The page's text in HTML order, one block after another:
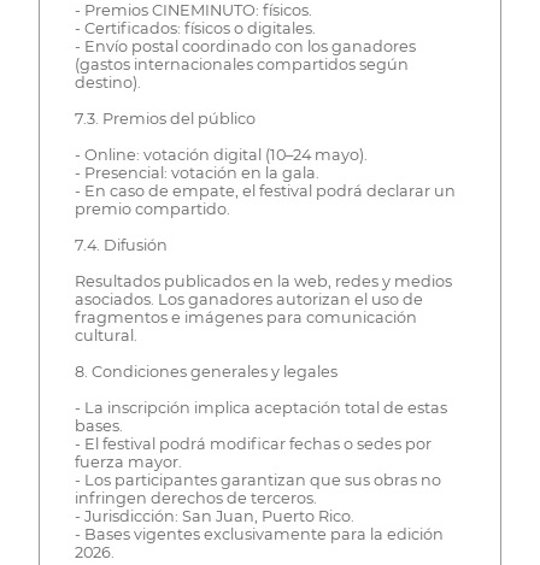
- Premios CINEMINUTO: físicos.
- Certificados: físicos o digitales.
- Envío postal coordinado con los ganadores
(gastos internacionales compartidos según
destino).
7.3. Premios del público
- Online: votación digital (10–24 mayo).
- Presencial: votación en la gala.
- En caso de empate, el festival podrá declarar un
premio compartido.
7.4. Difusión
Resultados publicados en la web, redes y medios
asociados. Los ganadores autorizan el uso de
fragmentos e imágenes para comunicación
cultural.
8. Condiciones generales y legales
- La inscripción implica aceptación total de estas
bases.
- El festival podrá modificar fechas o sedes por
fuerza mayor.
- Los participantes garantizan que sus obras no
infringen derechos de terceros.
- Jurisdicción: San Juan, Puerto Rico.
- Bases vigentes exclusivamente para la edición
2026.